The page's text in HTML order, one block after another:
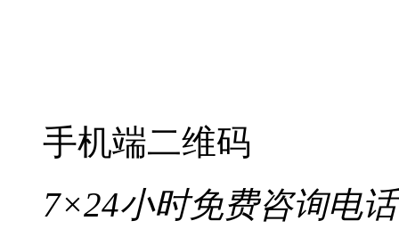
手机端二维码
7×24小时免费咨询电话